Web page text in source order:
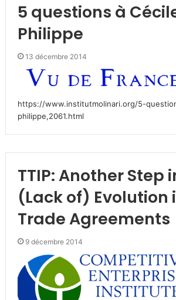
5 questions à
Philippe
13 décembre 2014
https://www.institutmolinari.org/5-
philippe,2061.html
TTIP: Another Step
(Lack of) Evolution
Trade Agreements
9 décembre 2014